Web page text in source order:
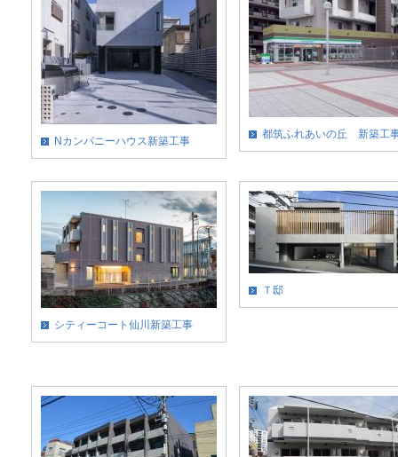
Nカンパニーハウス新築工事
都筑ふれあいの丘 新築工
シティーコート仙川新築工事
Ｔ邸